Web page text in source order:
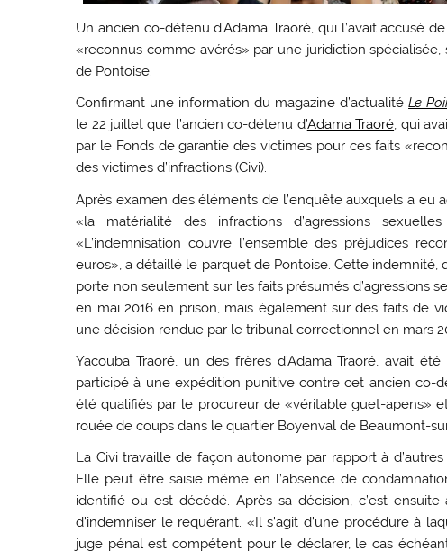
Un ancien co-détenu d’Adama Traoré, qui l’avait accusé
«reconnus comme avérés» par une juridiction
de Pontoise.
Confirmant une information du magazine d’actualitéLe
le 22 juillet que l’ancien co-détenu d’Adama Traoré, qui
par le Fonds de garantie des victimes pour ces faits
des victimes d’infractions (Civi).
Après examen des éléments de l’enquête auxquels a eu
«la matérialité des infractions d’agressions
«L’indemnisation couvre l’ensemble des préjudices
euros», a détaillé le parquet de Pontoise. Cette indemnité,
porte non seulement sur les faits présumés d’agressions
en mai 2016 en prison, mais également sur des faits de
une décision rendue par le tribunal correctionnel en mars
Yacouba Traoré, un des frères d’Adama Traoré, avait
participé à une expédition punitive contre cet ancien co-
été qualifiés par le procureur de «véritable guet-apens»
rouée de coups dans le quartier Boyenval de Beaumont-
La Civi travaille de façon autonome par rapport à
Elle peut être saisie même en l’absence de
identifié ou est décédé. Après sa décision, c’est
d’indemniser le requérant. «Il s’agit d’une procédure à
juge pénal est compétent pour le déclarer, le cas